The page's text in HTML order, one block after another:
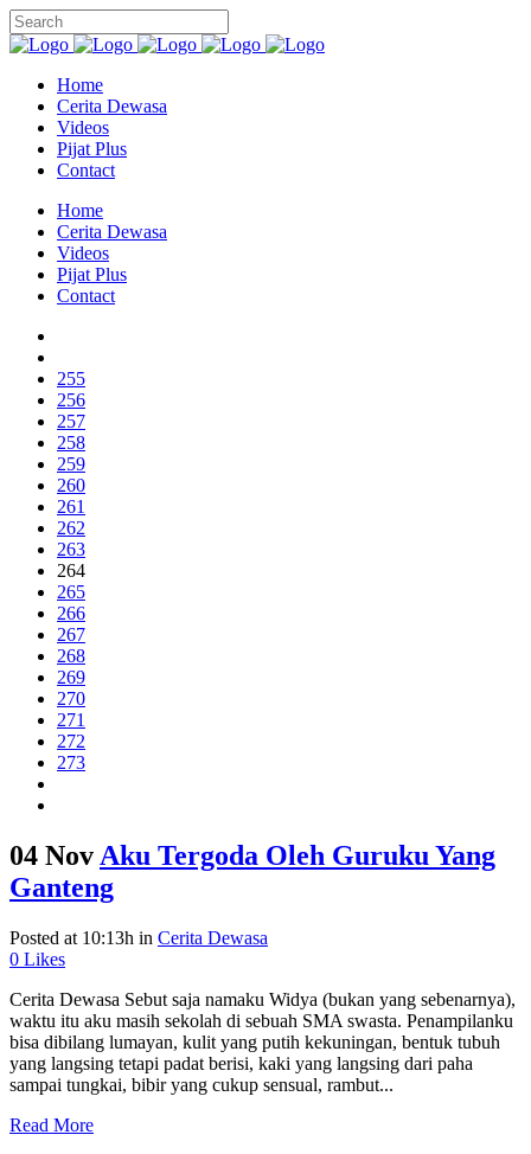
Home
Cerita Dewasa
Videos
Pijat Plus
Contact
Home
Cerita Dewasa
Videos
Pijat Plus
Contact
255
256
257
258
259
260
261
262
263
264
265
266
267
268
269
270
271
272
273
04 Nov Aku Tergoda Oleh Guruku Yang
Ganteng
Posted at 10:13h in Cerita Dewasa
0 Likes
Cerita Dewasa Sebut saja namaku Widya (bukan yang sebenarnya),
waktu itu aku masih sekolah di sebuah SMA swasta. Penampilanku
bisa dibilang lumayan, kulit yang putih kekuningan, bentuk tubuh
yang langsing tetapi padat berisi, kaki yang langsing dari paha
sampai tungkai, bibir yang cukup sensual, rambut...
Read More